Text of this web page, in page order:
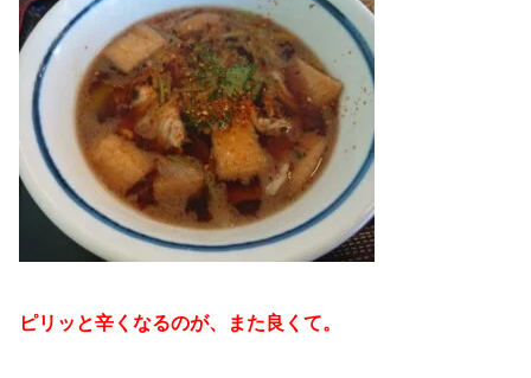
ピリッと辛くなるのが、また良くて。